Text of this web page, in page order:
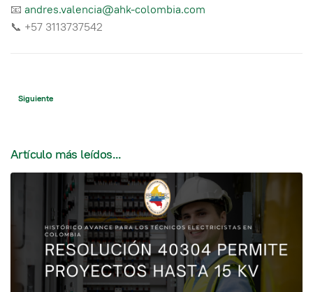
📧 andres.valencia@ahk-colombia.com
📞 +57 3113737542
Artículo siguiente: Histórico avance para los técnicos electricistas en
Siguiente
Artículo más leídos...